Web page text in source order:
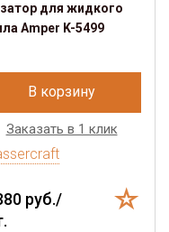
для жидкого
Amper K-5499
В корзину
Заказать в 1 клик
руб./